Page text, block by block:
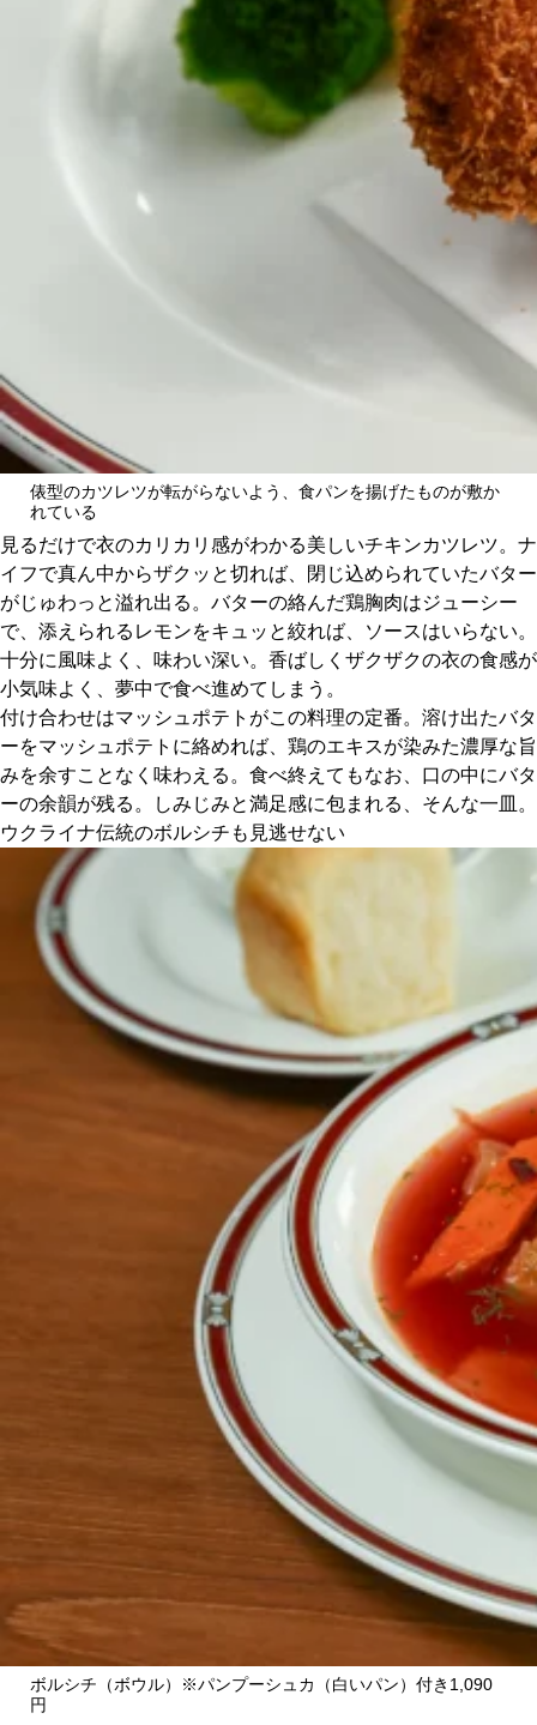
俵型のカツレツが転がらないよう、食パンを揚げたものが敷か
れている
見るだけで衣のカリカリ感がわかる美しいチキンカツレツ。ナ
イフで真ん中からザクッと切れば、閉じ込められていたバター
がじゅわっと溢れ出る。バターの絡んだ鶏胸肉はジューシー
で、添えられるレモンをキュッと絞れば、ソースはいらない。
十分に風味よく、味わい深い。香ばしくザクザクの衣の食感が
小気味よく、夢中で食べ進めてしまう。
付け合わせはマッシュポテトがこの料理の定番。溶け出たバタ
ーをマッシュポテトに絡めれば、鶏のエキスが染みた濃厚な旨
みを余すことなく味わえる。食べ終えてもなお、口の中にバタ
ーの余韻が残る。しみじみと満足感に包まれる、そんな一皿。
ウクライナ伝統のボルシチも見逃せない
ボルシチ（ボウル）※パンプーシュカ（白いパン）付き1,090
円